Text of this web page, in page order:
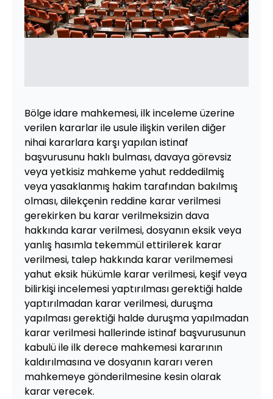
Bölge idare mahkemesi, ilk inceleme üzerine
verilen kararlar ile usule ilişkin verilen diğer
nihai kararlara karşı yapılan istinaf
başvurusunu haklı bulması, davaya görevsiz
veya yetkisiz mahkeme yahut reddedilmiş
veya yasaklanmış hakim tarafından bakılmış
olması, dilekçenin reddine karar verilmesi
gerekirken bu karar verilmeksizin dava
hakkında karar verilmesi, dosyanın eksik veya
yanlış hasımla tekemmül ettirilerek karar
verilmesi, talep hakkında karar verilmemesi
yahut eksik hükümle karar verilmesi, keşif veya
bilirkişi incelemesi yaptırılması gerektiği halde
yaptırılmadan karar verilmesi, duruşma
yapılması gerektiği halde duruşma yapılmadan
karar verilmesi hallerinde istinaf başvurusunun
kabulü ile ilk derece mahkemesi kararının
kaldırılmasına ve dosyanın kararı veren
mahkemeye gönderilmesine kesin olarak
karar verecek.